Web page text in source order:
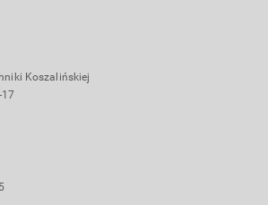
Koszalińskiej
17